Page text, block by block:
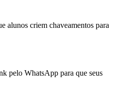
alunos criem chaveamentos para
pelo WhatsApp para que seus